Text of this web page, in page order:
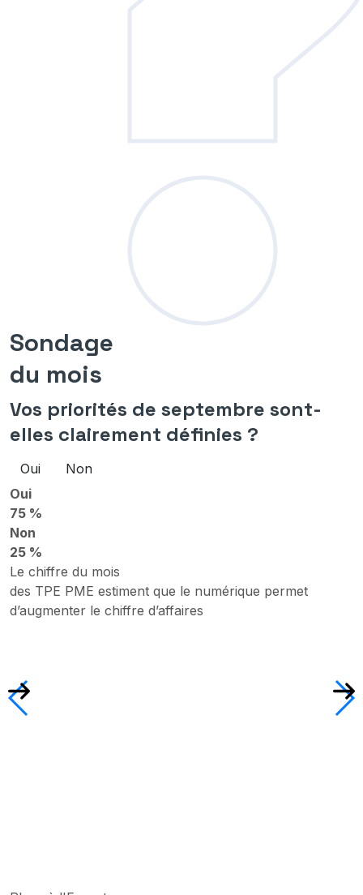
Sondage
du mois
Vos priorités de septembre sont-
elles clairement définies ?
Oui
Non
Oui
75 %
Non
25 %
Le chiffre du mois
des TPE PME estiment que le numérique permet
d’augmenter le chiffre d’affaires